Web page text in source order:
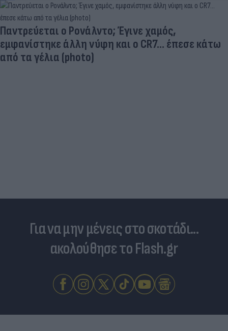
Παντρεύεται ο Ρονάλντο; Έγινε χαμός,
εμφανίστηκε άλλη νύφη και ο CR7… έπεσε κάτω
από τα γέλια (photo)
Για να μην μένεις στο σκοτάδι...
ακολούθησε το Flash.gr